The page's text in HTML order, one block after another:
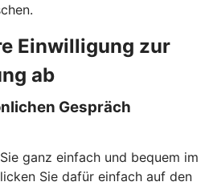
Einwilligung zur
ab
Gespräch
ganz einfach und bequem im
Sie dafür einfach auf den